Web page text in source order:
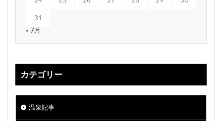
31
« 7月
カテゴリー
温泉記事